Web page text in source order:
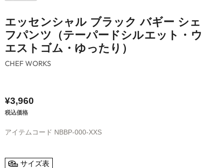
エッセンシャル ブラック バギー シェ
フパンツ（テーパードシルエット・ウ
エストゴム・ゆったり）
CHEF WORKS
¥3,960
税込価格
アイテムコード NBBP-000-XXS
サイズ表